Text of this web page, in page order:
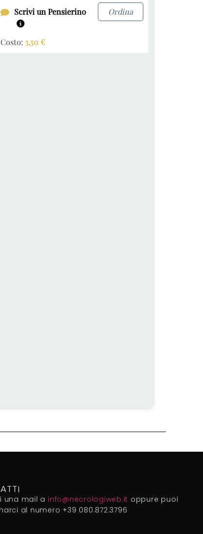
Scrivi un Pensierino Ordina
Costo: 3,50€
una mail a info@necrologiweb.it oppure puoi
al numero +39 080.872.3796